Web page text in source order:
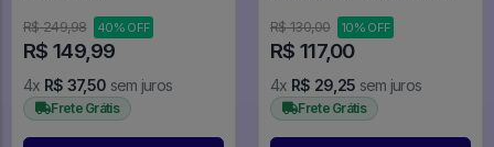
R$ 249,98 40% OFF
R$ 149,99
4x R$ 37,50 sem juros
Frete Grátis
R$ 130,00 10% OFF
R$ 117,00
4x R$ 29,25 sem juros
Frete Grátis